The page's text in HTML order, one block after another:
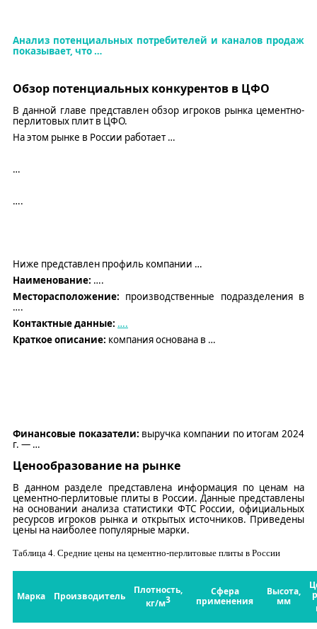
Анализ потенциальных потребителей и каналов продаж
показывает, что…
Обзор потенциальных конкурентов в ЦФО
В данной главе представлен обзор игроков рынка цементно-
перлитовых плит в ЦФО.
На этом рынке в России работает …
…
….
Ниже представлен профиль компании …
Наименование: ….
Месторасположение: производственные подразделения в
….
Контактные данные: ….
Краткое описание: компания основана в …
Финансовые показатели: выручка компании по итогам 2024
г. — …
Ценообразование на рынке
В данном разделе представлена информация по ценам на
цементно-перлитовые плиты в России. Данные представлены
на основании анализа статистики ФТС России, официальных
ресурсов игроков рынка и открытых источников. Приведены
цены на наиболее популярные марки.
Таблица 4 Средние цены на цементно-перлитовые плиты в России
Марка Производитель
Плотность,
кг/м3
Сфера
применения
Высота,
мм